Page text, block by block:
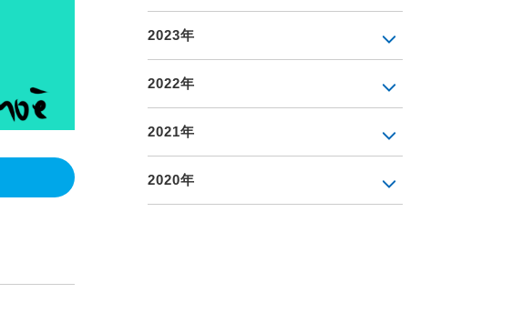
2023年
2022年
2021年
2020年